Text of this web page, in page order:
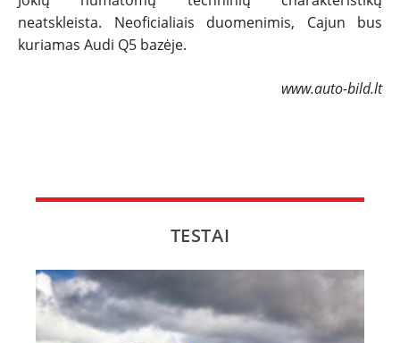
NAUDOTI
ĮVAIRENYBĖS
neatskleista. Neoficialiais duomenimis, Cajun bus
kuriamas Audi Q5 bazėje.
www.auto-bild.lt
TESTAI